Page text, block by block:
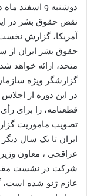
دوشنبه 9
نقض حقوق بشر در
آمریکا، گزارش
حقوق بشر ایران از
متحد، ارائه خواهد
گزارشگر ویژه
در اين دوره از
قطعنامه، را براى
تصويب ماموریت
ایران تا یک سال
عراقچى ، معاون
شرکت در نشست
عازم ژنو شده